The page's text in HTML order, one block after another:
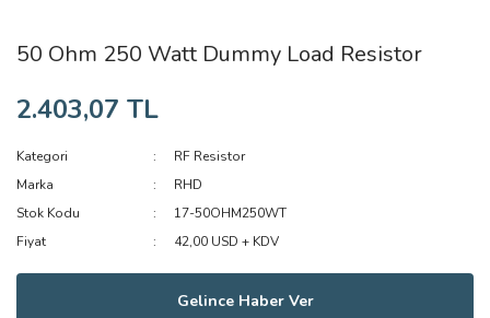
50 Ohm 250 Watt Dummy Load Resistor
2.403,07 TL
Kategori
RF Resistor
Marka
RHD
Stok Kodu
17-50OHM250WT
Fiyat
42,00 USD + KDV
Gelince Haber Ver